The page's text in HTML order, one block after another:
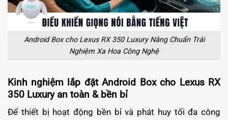
Android Box cho Lexus RX 350 Luxury Nâng Chuẩn Trải
Nghiệm Xa Hoa Công Nghệ
Kinh nghiệm lắp đặt Android Box cho Lexus RX
350 Luxury an toàn & bền bỉ
Để thiết bị hoạt động bền bỉ và phát huy tối đa công